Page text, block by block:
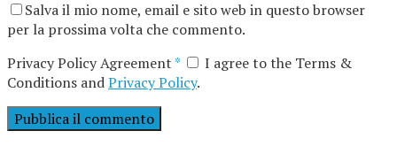
Salva il mio nome, email e sito web in questo browser
per la prossima volta che commento.
Privacy Policy Agreement*
I agree to the Terms &
Conditions andPrivacy Policy.